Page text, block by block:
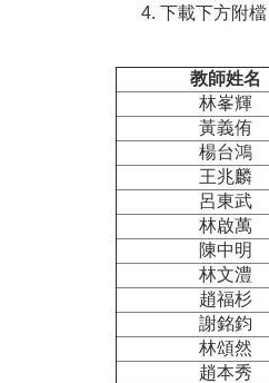
下載下方附
教師姓名
林峯輝
黃義侑
楊台鴻
王兆麟
呂東武
林啟萬
陳中明
林文澧
趙福杉
謝銘鈞
林頌然
趙本秀